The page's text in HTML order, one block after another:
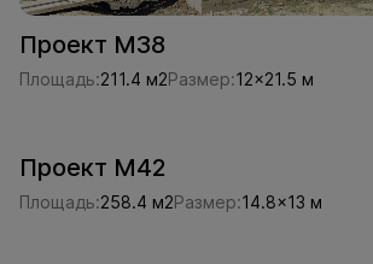
Проект М38
Площадь:211.4 м2Размер:12x21.5 м
Проект M42
Площадь:258.4 м2Размер:14.8x13 м